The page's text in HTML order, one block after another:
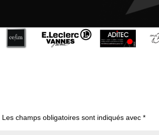
Les champs obligatoires sont indiqués avec*